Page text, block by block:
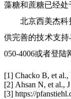
藻糖和蔗糖已经处
北京西美杰
供完善的技术支
050-4006或者登陆
[1] Chacko B, et al.,
[2] Ahsan N, et al.,
[3] https://